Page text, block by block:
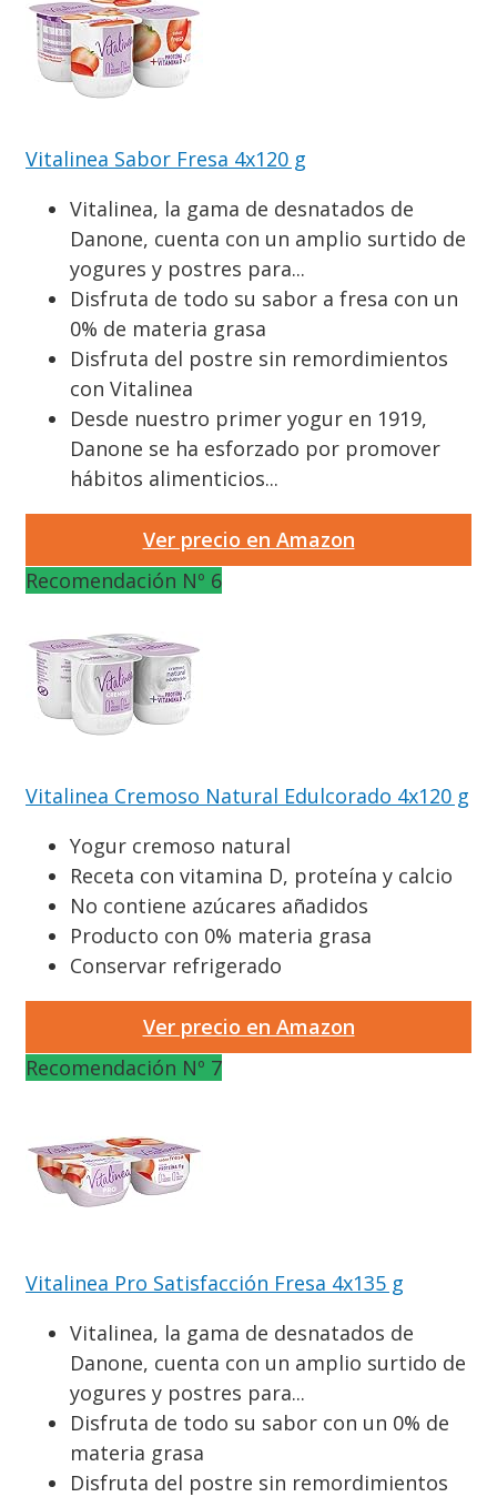
Vitalinea Sabor Fresa 4x120 g
Vitalinea, la gama de desnatados de
Danone, cuenta con un amplio surtido de
yogures y postres para...
Disfruta de todo su sabor a fresa con un
0% de materia grasa
Disfruta del postre sin remordimientos
con Vitalinea
Desde nuestro primer yogur en 1919,
Danone se ha esforzado por promover
hábitos alimenticios...
Ver precio en Amazon
Recomendación Nº 6
Vitalinea Cremoso Natural Edulcorado 4x120 g
Yogur cremoso natural
Receta con vitamina D, proteína y calcio
No contiene azúcares añadidos
Producto con 0% materia grasa
Conservar refrigerado
Ver precio en Amazon
Recomendación Nº 7
Vitalinea Pro Satisfacción Fresa 4x135 g
Vitalinea, la gama de desnatados de
Danone, cuenta con un amplio surtido de
yogures y postres para...
Disfruta de todo su sabor con un 0% de
materia grasa
Disfruta del postre sin remordimientos